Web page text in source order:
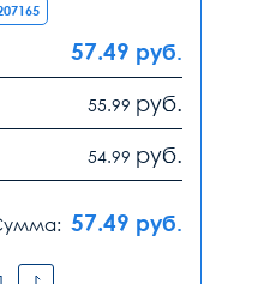
57.49 руб.
55.99 руб.
54.99 руб.
57.49 руб.